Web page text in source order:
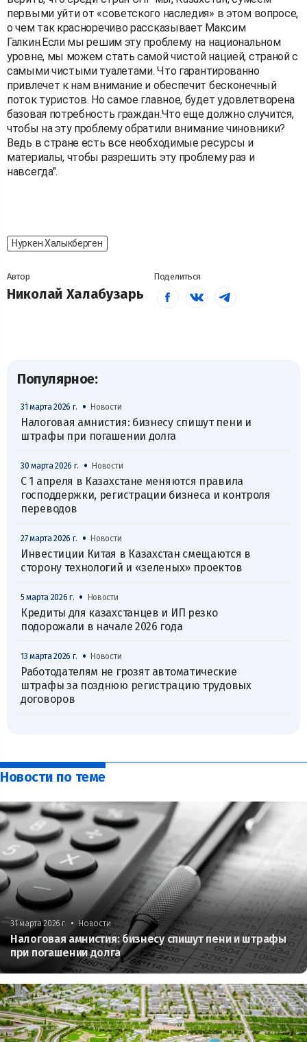
первыми уйти от «советского наследия» в этом вопросе,
о чем так красноречиво рассказывает Максим
Галкин.Если мы решим эту проблему на национальном
уровне, мы можем стать самой чистой нацией, страной с
самыми чистыми туалетами. Что гарантированно
привлечет к нам внимание и обеспечит бесконечный
поток туристов. Но самое главное, будет удовлетворена
базовая потребность граждан.Что еще должно случится,
чтобы на эту проблему обратили внимание чиновники?
Ведь в стране есть все необходимые ресурсы и
материалы, чтобы разрешить эту проблему раз и
навсегда".
Нуркен Халыкберген
Автор
Николай Халабузарь
Поделиться
Популярное:
31 марта 2026 г. • Новости
Налоговая амнистия: бизнесу спишут пени и
штрафы при погашении долга
30 марта 2026 г. • Новости
С 1 апреля в Казахстане меняются правила
господдержки, регистрации бизнеса и контроля
переводов
27 марта 2026 г. • Новости
Инвестиции Китая в Казахстан смещаются в
сторону технологий и «зеленых» проектов
5 марта 2026 г. • Новости
Кредиты для казахстанцев и ИП резко
подорожали в начале 2026 года
13 марта 2026 г. • Новости
Работодателям не грозят автоматические
штрафы за позднюю регистрацию трудовых
договоров
Новости по теме
31 марта 2026 г. • Новости
Налоговая амнистия: бизнесу спишут пени и штрафы
при погашении долга